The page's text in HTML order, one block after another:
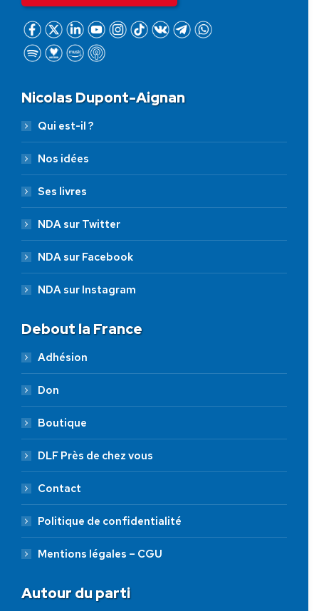
Nicolas Dupont-Aignan
Qui est-il ?
Nos idées
Ses livres
NDA sur Twitter
NDA sur Facebook
NDA sur Instagram
Debout la France
Adhésion
Don
Boutique
DLF Près de chez vous
Contact
Politique de confidentialité
Mentions légales – CGU
Autour du parti